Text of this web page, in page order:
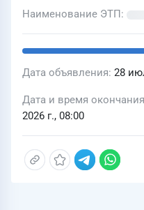
Наименование ЭТП
Дата объявления 28
Дата и время
2026 г., 08:00